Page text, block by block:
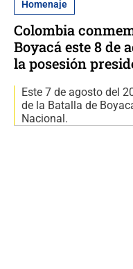
Homenaje
Colombia
Boyacá este 8 de
la posesión
Este 7 de agosto del
de la Batalla de
Nacional.